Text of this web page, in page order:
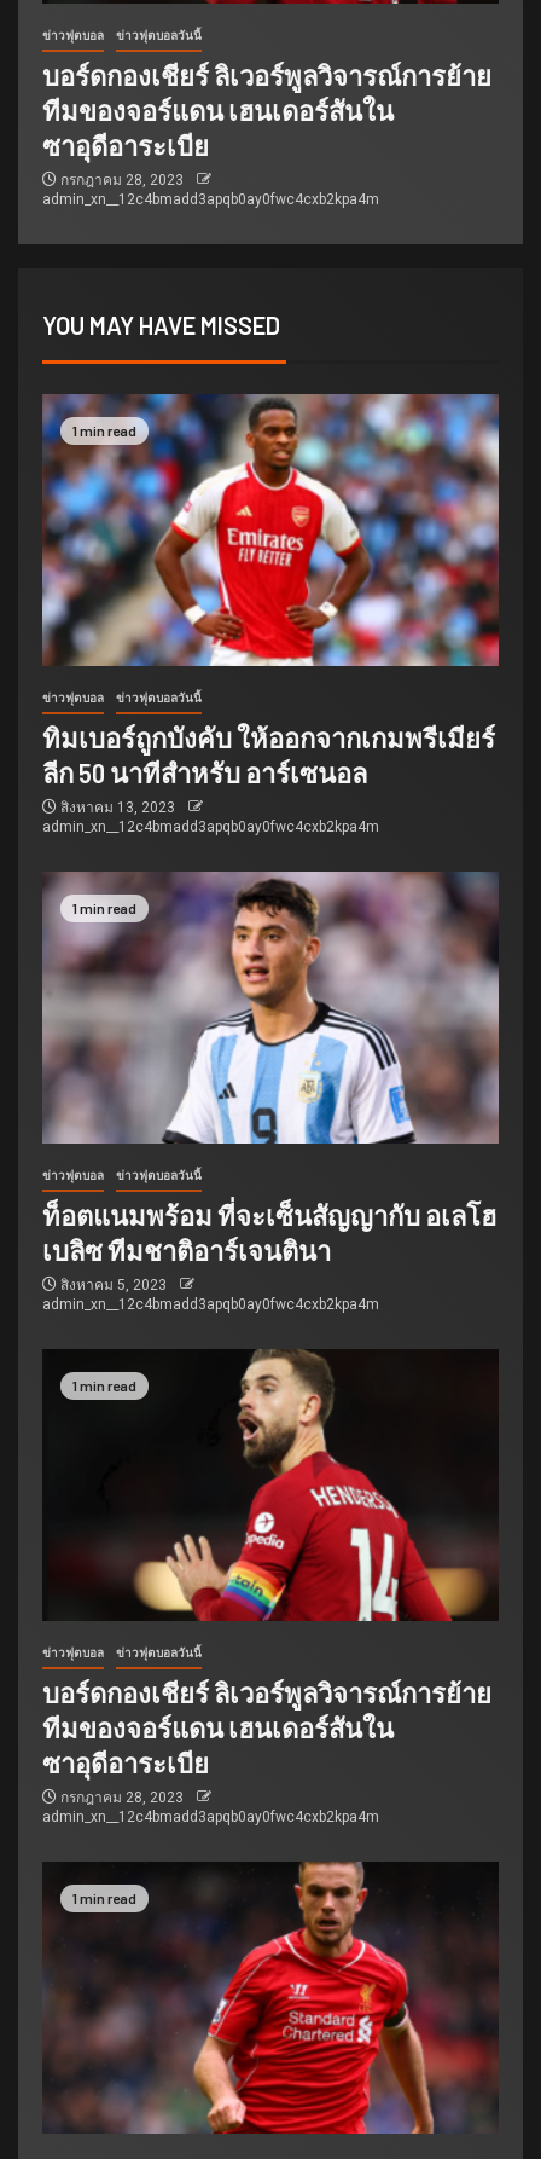
ข่าวฟุตบอล ข่าวฟุตบอลวันนี้
บอร์ดกองเชียร์ ลิเวอร์พูลวิจารณ์การย้าย
ทีมของจอร์แดน เฮนเดอร์สันใน
ซาอุดีอาระเบีย
กรกฎาคม 28, 2023
admin_xn__12c4bmadd3apqb0ay0fwc4cxb2kpa4m
YOU MAY HAVE MISSED
1 min read
ข่าวฟุตบอล ข่าวฟุตบอลวันนี้
ทิมเบอร์ถูกบังคับ ให้ออกจากเกมพรีเมียร์
ลีก 50 นาทีสำหรับ อาร์เซนอล
สิงหาคม 13, 2023
admin_xn__12c4bmadd3apqb0ay0fwc4cxb2kpa4m
1 min read
ข่าวฟุตบอล ข่าวฟุตบอลวันนี้
ท็อตแนมพร้อม ที่จะเซ็นสัญญากับ อเลโฮ
เบลิซ ทีมชาติอาร์เจนตินา
สิงหาคม 5, 2023
admin_xn__12c4bmadd3apqb0ay0fwc4cxb2kpa4m
1 min read
ข่าวฟุตบอล ข่าวฟุตบอลวันนี้
บอร์ดกองเชียร์ ลิเวอร์พูลวิจารณ์การย้าย
ทีมของจอร์แดน เฮนเดอร์สันใน
ซาอุดีอาระเบีย
กรกฎาคม 28, 2023
admin_xn__12c4bmadd3apqb0ay0fwc4cxb2kpa4m
1 min read